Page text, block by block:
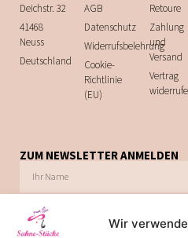
Wir
Deichstr. 32
41468
Neuss
Deutschland
AGB
Datenschutz
Widerrufsbelehrung
Cookie-
Richtlinie
(EU)
Retoure
Zahlung
und
Versand
Vertrag
ZUM NEWSLETTER ANMELDEN